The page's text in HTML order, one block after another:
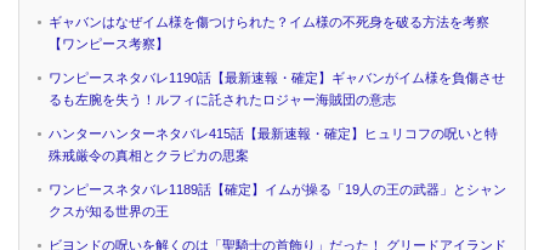
ギャバンはなぜイム様を傷つけられた？イム様の不死身を破る方法を考察
【ワンピース考察】
ワンピースネタバレ1190話【最新速報・確定】ギャバンがイム様を負傷させ
るも左腕を失う！ルフィに託されたロジャー海賊団の意志
ハンターハンターネタバレ415話【最新速報・確定】ヒュリコフの呪いと特
殊戒厳令の真相とクラピカの思案
ワンピースネタバレ1189話【確定】イムが操る「19人の王の武器」とシャン
クスが知る世界の王
ビヨンドの呪いを解くのは「聖騎士の首飾り」だった！ グリードアイランド